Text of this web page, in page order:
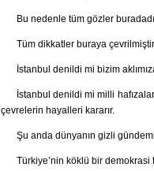
Bu nedenle tüm gözler
Tüm dikkatler buraya
İstanbul denildi mi bizim
İstanbul denildi mi milli
çevrelerin hayalleri kararır.
Şu anda dünyanın gizli
Türkiye’nin köklü bir demokrasi